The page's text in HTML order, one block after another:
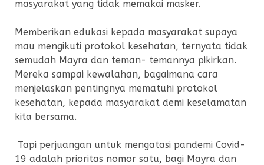
masyarakat yang tidak memakai masker.
Memberikan edukasi kepada masyarakat supaya
mau mengikuti protokol kesehatan, ternyata tidak
semudah Mayra dan teman- temannya pikirkan.
Mereka sampai kewalahan, bagaimana cara
menjelaskan pentingnya mematuhi protokol
kesehatan, kepada masyarakat demi keselamatan
kita bersama.
Tapi perjuangan untuk mengatasi pandemi Covid-
19 adalah prioritas nomor satu, bagi Mayra dan